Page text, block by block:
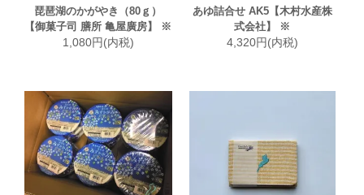
琵琶湖のかがやき（80ｇ）
【御菓子司 膳所 亀屋廣房】 ※
1,080円(内税)
あゆ詰合せ AK5【木村水産株
式会社】 ※
4,320円(内税)